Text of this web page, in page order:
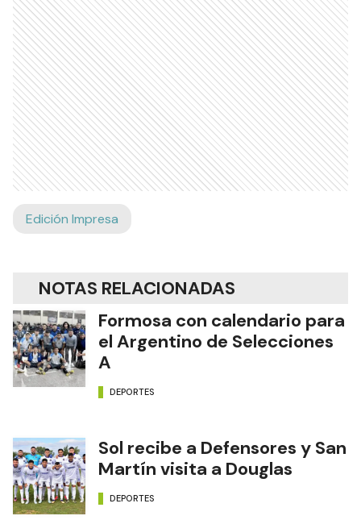
Edición Impresa
NOTAS RELACIONADAS
Formosa con calendario para
el Argentino de Selecciones
A
DEPORTES
Sol recibe a Defensores y San
Martín visita a Douglas
DEPORTES